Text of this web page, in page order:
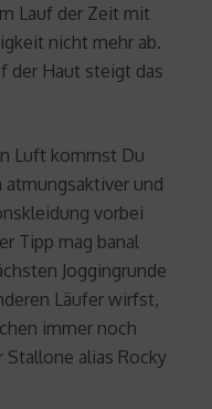
Lauf der Zeit mit
nicht mehr ab.
der Haut steigt das
Luft kommst Du
atmungsaktiver und
vorbei
Tipp mag banal
Joggingrunde
Läufer wirfst,
immer noch
Stallone alias Rocky